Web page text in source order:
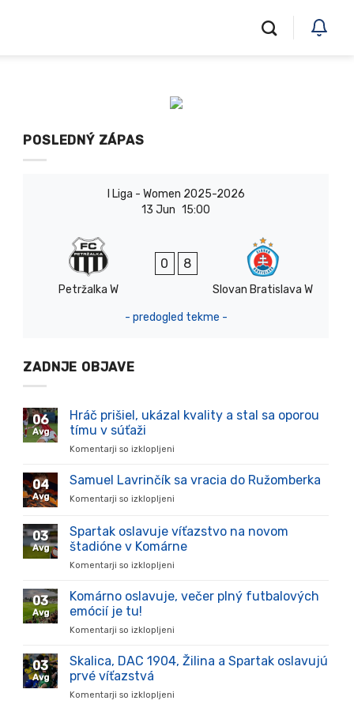
POSLEDNÝ ZÁPAS
I Liga - Women 2025-2026
13 Jun 15:00
Petržalka W
0 8
Slovan Bratislava W
- predogled tekme -
ZADNJE OBJAVE
06
Avg
Hráč prišiel, ukázal kvality a stal sa oporou
tímu v súťaži
Komentarji so izklopljeni
prišiel,
stal
sa
súťaži
04
Avg
Samuel Lavrinčík sa vracia do Ružomberka
Komentarji so izklopljeni
Lavrinčík
vracia
03
Avg
Spartak oslavuje víťazstvo na novom
štadióne v Komárne
Komentarji so izklopljeni
oslavuje
v
03
Avg
Komárno oslavuje, večer plný futbalových
emócií je tu!
Komentarji so izklopljeni
oslavuje,
03
Avg
Skalica, DAC 1904, Žilina a Spartak oslavujú
prvé víťazstvá
Komentarji so izklopljeni